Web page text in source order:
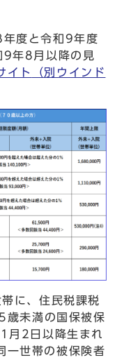
度と令和9年度
9年8月以降の見
イト
（別ウインド
に、住民税課税
未満の国保被保
月2日以降生まれ
一世帯の被保険者